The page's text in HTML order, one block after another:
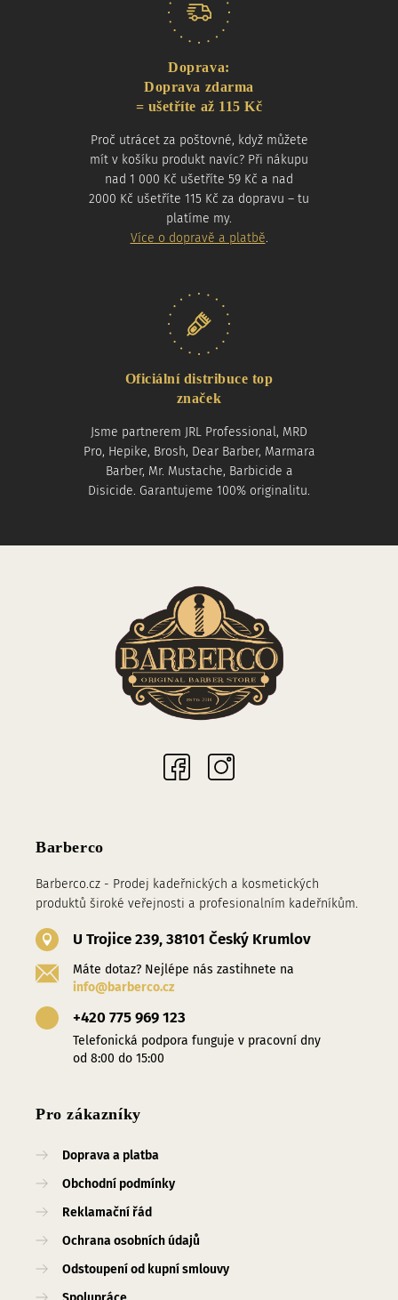
Doprava:
Doprava zdarma
= ušetříte až 115 Kč
Proč utrácet za poštovné, když můžete
mít v košíku produkt navíc? Při nákupu
nad 1 000 Kč ušetříte 59 Kč a nad
2000 Kč ušetříte 115 Kč za dopravu – tu
platíme my.
Více o dopravě a platbě.
Oficiální distribuce top
značek
Jsme partnerem JRL Professional, MRD
Pro, Hepike, Brosh, Dear Barber, Marmara
Barber, Mr. Mustache, Barbicide a
Disicide. Garantujeme 100% originalitu.
Barberco
Barberco.cz - Prodej kadeřnických a kosmetických
produktů široké veřejnosti a profesionalním kadeřníkům.
U Trojice 239, 38101 Český Krumlov
Máte dotaz? Nejlépe nás zastihnete na
info@barberco.cz
+420 775 969 123
Telefonická podpora funguje v pracovní dny
od 8:00 do 15:00
Pro zákazníky
Doprava a platba
Obchodní podmínky
Reklamační řád
Ochrana osobních údajů
Odstoupení od kupní smlouvy